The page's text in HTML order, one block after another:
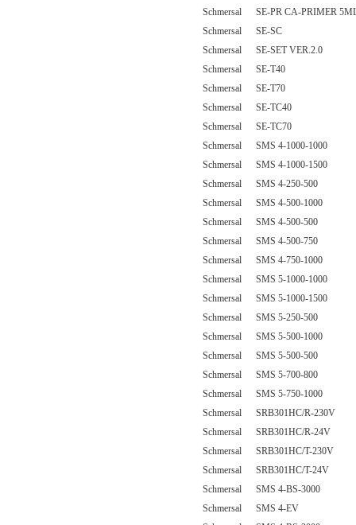
Schmersal SE-PR CA-PRIMER
Schmersal SE-SC
Schmersal SE-SET VER.2.0
Schmersal SE-T40
Schmersal SE-T70
Schmersal SE-TC40
Schmersal SE-TC70
Schmersal SMS 4-1000-1000
Schmersal SMS 4-1000-1500
Schmersal SMS 4-250-500
Schmersal SMS 4-500-1000
Schmersal SMS 4-500-500
Schmersal SMS 4-500-750
Schmersal SMS 4-750-1000
Schmersal SMS 5-1000-1000
Schmersal SMS 5-1000-1500
Schmersal SMS 5-250-500
Schmersal SMS 5-500-1000
Schmersal SMS 5-500-500
Schmersal SMS 5-700-800
Schmersal SMS 5-750-1000
Schmersal SRB301HC/R-230V
Schmersal SRB301HC/R-24V
Schmersal SRB301HC/T-230V
Schmersal SRB301HC/T-24V
Schmersal SMS 4-BS-3000
Schmersal SMS 4-EV